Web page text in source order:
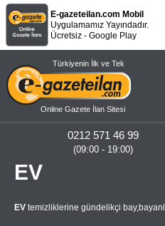
E-gazeteilan.com Mobil
Uygulamamız Yayındadır.
Ücretsiz - Google Play
Türkiyenin İlk ve Tek
Online Gazete İlan Sitesi
0212 571 46 99
(09:00 - 19:00)
EV
EV temizliklerine gündelikçi